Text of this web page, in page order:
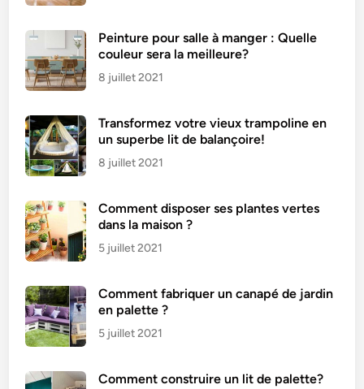
Peinture pour salle à manger : Quelle
couleur sera la meilleure?
8 juillet 2021
Transformez votre vieux trampoline en
un superbe lit de balançoire!
8 juillet 2021
Comment disposer ses plantes vertes
dans la maison ?
5 juillet 2021
Comment fabriquer un canapé de jardin
en palette ?
5 juillet 2021
Comment construire un lit de palette?